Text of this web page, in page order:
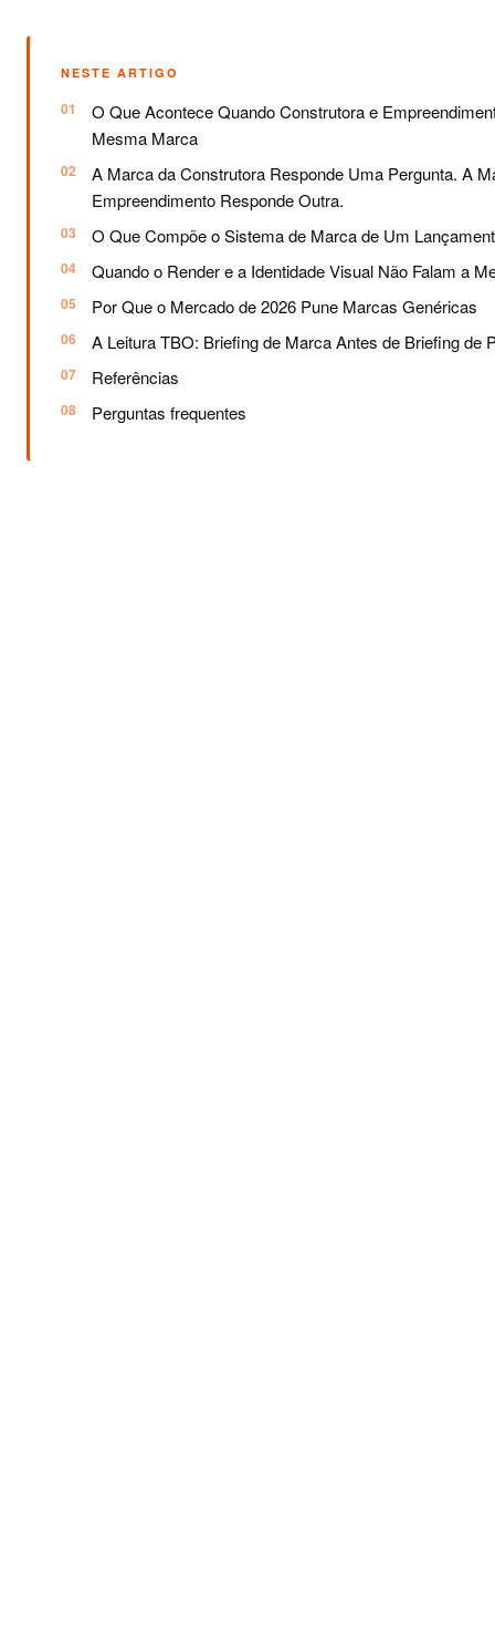
NESTE ARTIGO
O Que Acontece Quando Construtora e
Mesma Marca
A Marca da Construtora Responde Uma Pergunta. A
Empreendimento Responde Outra.
O Que Compõe o Sistema de Marca de Um
Quando o Render e a Identidade Visual Não Falam a
Por Que o Mercado de 2026 Pune Marcas Genéricas
A Leitura TBO: Briefing de Marca Antes de Briefing de
Referências
Perguntas frequentes